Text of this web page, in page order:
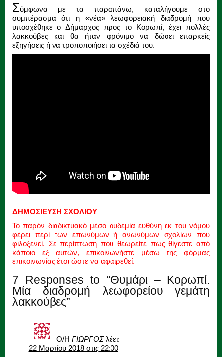
Σύμφωνα με τα παραπάνω, καταλήγουμε στο
συμπέρασμα ότι η «νέα» λεωφορειακή διαδρομή που
υποσχέθηκε ο Δήμαρχος προς το Κορωπί, έχει πολλές
λακκούβες και θα ήταν φρόνιμο να δώσει επαρκείς
εξηγήσεις ή να τροποποιήσει τα σχέδιά του.
ΔΗΜΟΣΙΕΥΣΗ ΣΧΟΛΙΟΥ
Το παρόν διαδικτυακό μέσο ουδεμία ευθύνη εκ του νόμου
φέρει περί των επωνύμων ή ανωνύμων σχολίων που
φιλοξενεί. Σε περίπτωση που θεωρείτε πως θίγεστε από
κάποιο εξ αυτών, επικοινωνήστε μέσω της φόρμας
επικοινωνίας έτσι ώστε να αφαιρεθεί.
7 Responses to “Θυμάρι – Κορωπί.
Mία διαδρομή λεωφορείου γεμάτη
λακκούβες”
Ο/Η ΓΙΩΡΓΟΣ λέει:
22 Μαρτίου 2018 στις 22:00